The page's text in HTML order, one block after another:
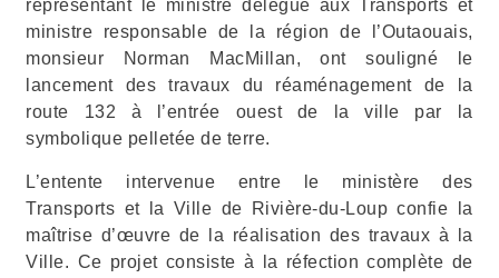
représentant le ministre délégué aux Transports et
ministre responsable de la région de l’Outaouais,
monsieur Norman MacMillan, ont souligné le
lancement des travaux du réaménagement de la
route 132 à l’entrée ouest de la ville par la
symbolique pelletée de terre.
L’entente intervenue entre le ministère des
Transports et la Ville de Rivière-du-Loup confie la
maîtrise d’œuvre de la réalisation des travaux à la
Ville. Ce projet consiste à la réfection complète de